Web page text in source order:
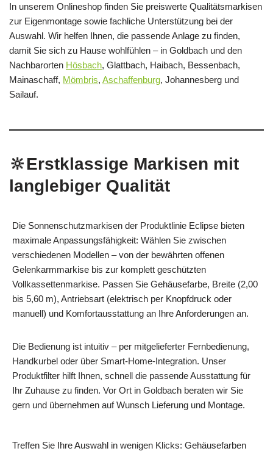
In unserem Onlineshop finden Sie preiswerte Qualitätsmarkisen
zur Eigenmontage sowie fachliche Unterstützung bei der
Auswahl. Wir helfen Ihnen, die passende Anlage zu finden,
damit Sie sich zu Hause wohlfühlen – in Goldbach und den
Nachbarorten Hösbach, Glattbach, Haibach, Bessenbach,
Mainaschaff, Mömbris, Aschaffenburg, Johannesberg und
Sailauf.
🔆Erstklassige Markisen mit
langlebiger Qualität
Die Sonnenschutzmarkisen der Produktlinie Eclipse bieten
maximale Anpassungsfähigkeit: Wählen Sie zwischen
verschiedenen Modellen – von der bewährten offenen
Gelenkarmmarkise bis zur komplett geschützten
Vollkassettenmarkise. Passen Sie Gehäusefarbe, Breite (2,00
bis 5,60 m), Antriebsart (elektrisch per Knopfdruck oder
manuell) und Komfortausstattung an Ihre Anforderungen an.
Die Bedienung ist intuitiv – per mitgelieferter Fernbedienung,
Handkurbel oder über Smart‑Home‑Integration. Unser
Produktfilter hilft Ihnen, schnell die passende Ausstattung für
Ihr Zuhause zu finden. Vor Ort in Goldbach beraten wir Sie
gern und übernehmen auf Wunsch Lieferung und Montage.
Treffen Sie Ihre Auswahl in wenigen Klicks: Gehäusefarben